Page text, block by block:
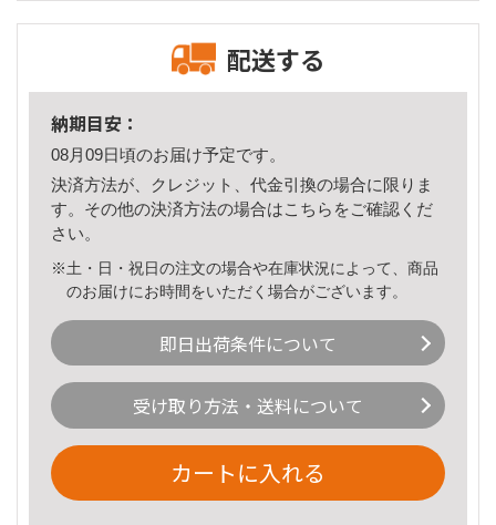
配送する
納期目安：
08月09日頃のお届け予定です。
決済方法が、クレジット、代金引換の場合に限りま
す。その他の決済方法の場合はこちら をご確認くだ
さい。
※土・日・祝日の注文の場合や在庫状況によって、商品
のお届けにお時間をいただく場合がございます。
即日出荷条件について
受け取り方法・送料について
カートに入れる